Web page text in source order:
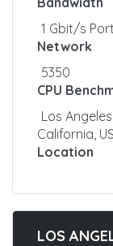
1 Gbit/s Port
Network
5350
CPU
Los
California,
Location
LOS